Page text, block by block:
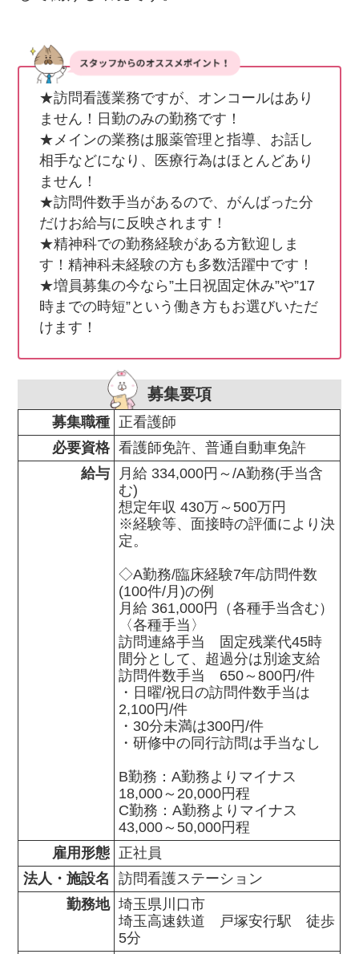
★訪問看護業務ですが、オンコールはあり
ません！日勤のみの勤務です！
★メインの業務は服薬管理と指導、お話し
相手などになり、医療行為はほとんどあり
ません！
★訪問件数手当があるので、がんばった分
だけお給与に反映されます！
★精神科での勤務経験がある方歓迎しま
す！精神科未経験の方も多数活躍中です！
★増員募集の今なら”土日祝固定休み”や”17
時までの時短”という働き方もお選びいただ
けます！
募集要項
募集職種 正看護師
必要資格 看護師免許、普通自動車免許
給与
月給 334,000円～/A勤務(手当含
む)
想定年収 430万～500万円
※経験等、面接時の評価により決
定。
◇A勤務/臨床経験7年/訪問件数
(100件/月)の例
月給 361,000円（各種手当含む）
〈各種手当〉
訪問連絡手当　固定残業代45時
間分として、超過分は別途支給
訪問件数手当　650～800円/件
・日曜/祝日の訪問件数手当は
2,100円/件
・30分未満は300円/件
・研修中の同行訪問は手当なし
B勤務：A勤務よりマイナス
18,000～20,000円程
C勤務：A勤務よりマイナス
43,000～50,000円程
雇用形態 正社員
法人・施設名
訪問看護ステーション
勤務地 埼玉県川口市
埼玉高速鉄道　戸塚安行駅　徒歩
5分